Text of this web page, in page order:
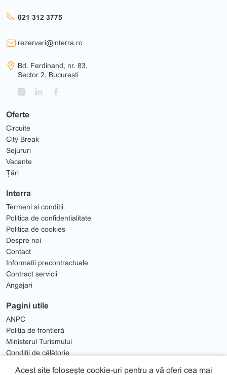
Oferte
Circuite
City Break
Sejururi
Vacante
Țări
Interra
Termeni si conditii
Politica de confidentialitate
Politica de cookies
Despre noi
Contact
Informatii precontractuale
Contract servicii
Angajari
Pagini utile
ANPC
Poliția de frontieră
Ministerul Turismului
Condiții de călătorie
021 312 3775
rezervari@interra.ro
Bd. Ferdinand, nr. 83,
Sector 2, București
Acest site folosește cookie-uri pentru a vă oferi cea mai